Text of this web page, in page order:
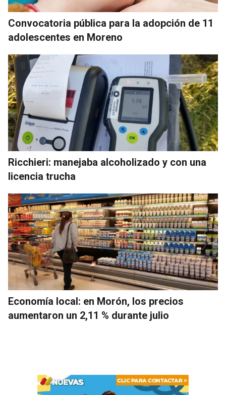
Convocatoria pública para la adopción de 11
adolescentes en Moreno
Ricchieri: manejaba alcoholizado y con una
licencia trucha
Economía local: en Morón, los precios
aumentaron un 2,11 % durante julio